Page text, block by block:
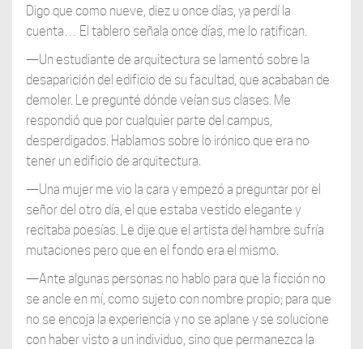
Digo que como nueve, diez u once días, ya perdí la
cuenta… El tablero señala once días, me lo ratifican.
—Un estudiante de arquitectura se lamentó sobre la
desaparición del edificio de su facultad, que acababan de
demoler. Le pregunté dónde veían sus clases. Me
respondió que por cualquier parte del campus,
desperdigados. Hablamos sobre lo irónico que era no
tener un edificio de arquitectura.
—Una mujer me vio la cara y empezó a preguntar por el
señor del otro día, el que estaba vestido elegante y
recitaba poesías. Le dije que el artista del hambre sufría
mutaciones pero que en el fondo era el mismo.
—Ante algunas personas no hablo para que la ficción no
se ancle en mí, como sujeto con nombre propio; para que
no se encoja la experiencia y no se aplane y se solucione
con haber visto a un individuo, sino que permanezca la